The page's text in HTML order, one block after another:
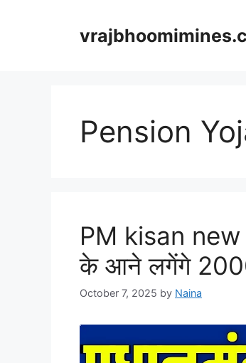
Pension
PM kisan
के आने लगेंगे
October 7, 2025 by Naina